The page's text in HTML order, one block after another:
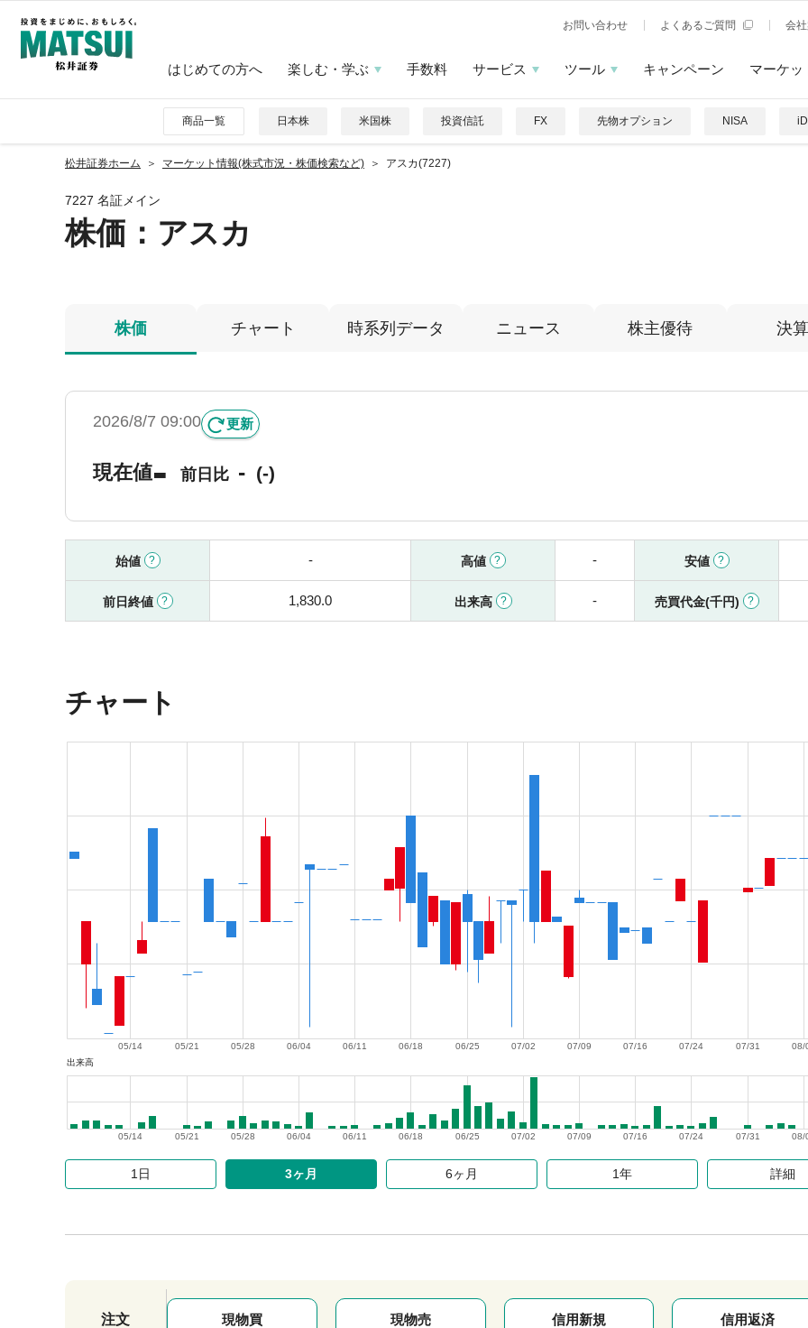
お問い合わせ よくあるご質問 会
はじめての方へ 楽しむ・学ぶ 手数料 サービス ツール キャンペーン マーケッ
商品一覧 日本株 米国株 投資信託 FX 先物オプション NISA
松井証券ホーム マーケット情報(株式市況・株価検索など) アスカ(7227)
7227 名証メイン
株価 ：アスカ
株価 チャート 時系列データ ニュース 株主優待 決算
2026/8/7 09:00 更新
現在値- 前日比 - (-)
始値 - 高値 - 安値
前日終値 1,830.0 出来高 - 売買代金(千円)
チャート
08/
07/31
07/24
07/16
07/09
07/02
06/25
06/18
06/11
06/04
05/28
05/21
05/14
出来高
08/
07/31
07/24
07/16
07/09
07/02
06/25
06/18
06/11
06/04
05/28
05/21
05/14
1日 3ヶ月 6ヶ月 1年 詳細
注文 現物買 現物売 信用新規 信用返済